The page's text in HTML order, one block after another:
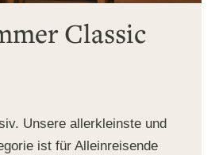
Classic
Unsere allerkleinste und
ist für Alleinreisende